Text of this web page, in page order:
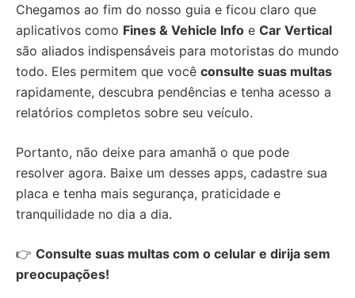
Chegamos ao fim do nosso guia e ficou claro que
aplicativos como Fines & Vehicle Info e Car Vertical
são aliados indispensáveis para motoristas do mundo
todo. Eles permitem que você consulte suas multas
rapidamente, descubra pendências e tenha acesso a
relatórios completos sobre seu veículo.
Portanto, não deixe para amanhã o que pode
resolver agora. Baixe um desses apps, cadastre sua
placa e tenha mais segurança, praticidade e
tranquilidade no dia a dia.
👉 Consulte suas multas com o celular e dirija sem
preocupações!